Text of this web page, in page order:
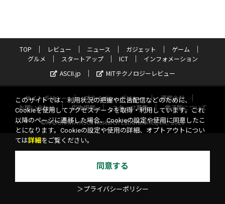
TOP レビュー ニュース ガジェット
ゲーム
グルメ
スタートアップ ICT
インフォメーション
ASCII.jp
MITテクノロジーレビュー
サイトポリシー プライバシーポリシー
運営会社
お問い合わせ
広告掲載 スタッフ募集
電子版について
©KADOKAWA ASCII Research Laboratories, Inc. 2026
このサイトでは、利用状況の把握や広告配信などのために、
Cookieを使用してアクセスデータを取得・利用しています。これ
以降のページに遷移した場合、Cookieの設定や使用に同意したこ
とになります。Cookieの設定や使用の詳細、オプトアウトについ
ては詳細 をご覧ください。
同意する
＞プライバシーポリシー